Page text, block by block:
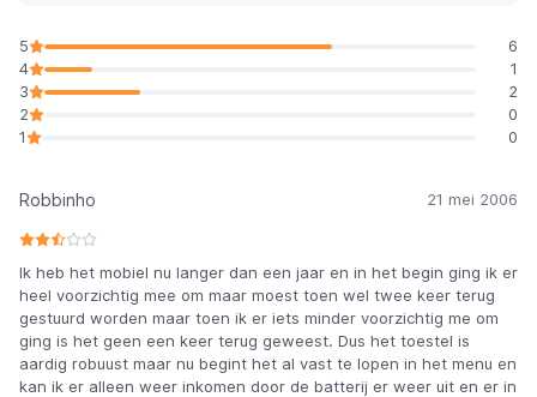
5
6
4
1
3
2
2
0
1
0
Robbinho 21 mei 2006
Ik heb het mobiel nu langer dan een jaar en in het begin ging ik er
heel voorzichtig mee om maar moest toen wel twee keer terug
gestuurd worden maar toen ik er iets minder voorzichtig me om
ging is het geen een keer terug geweest. Dus het toestel is
aardig robuust maar nu begint het al vast te lopen in het menu en
kan ik er alleen weer inkomen door de batterij er weer uit en er in